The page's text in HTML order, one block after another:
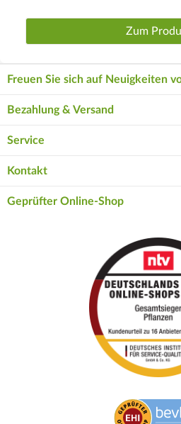
Zum
Freuen Sie sich auf Neuigkeiten
Bezahlung & Versand
Service
Kontakt
Geprüfter Online-Shop